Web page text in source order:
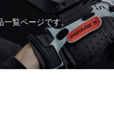
一覧ページです。